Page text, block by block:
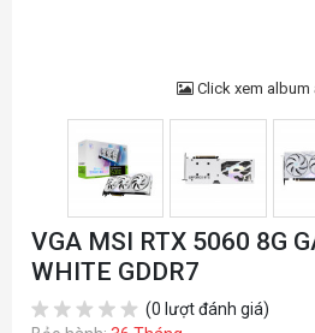
Click xem album
VGA MSI RTX 5060 8G
WHITE GDDR7
(0 lượt đánh giá)